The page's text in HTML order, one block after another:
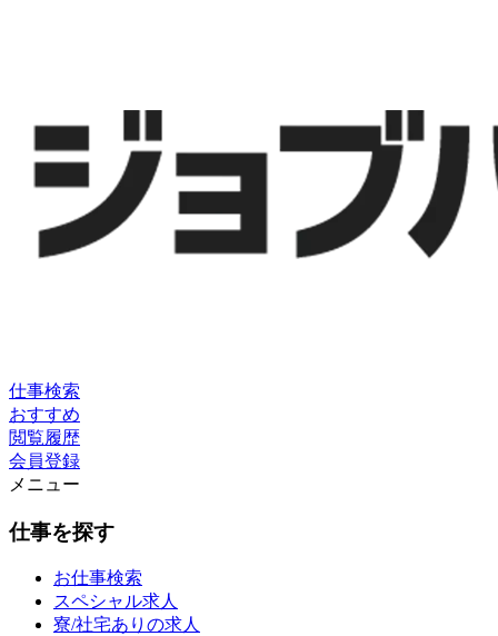
仕事検索
おすすめ
閲覧履歴
会員登録
メニュー
仕事を探す
お仕事検索
スペシャル求人
寮/社宅ありの求人